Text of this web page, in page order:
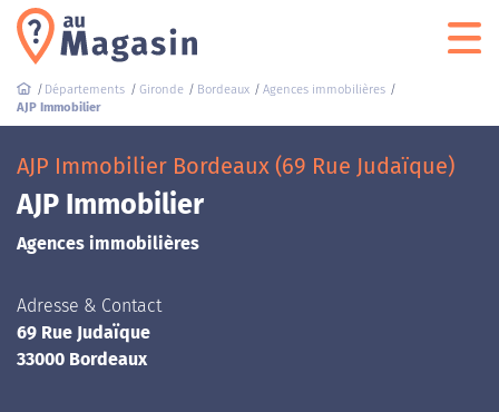
Départements Gironde Bordeaux
Agences immobilières
AJP Immobilier
AJP Immobilier Bordeaux (69 Rue Judaïque)
AJP Immobilier
Agences immobilières
Adresse & Contact
69 Rue Judaïque
33000 Bordeaux